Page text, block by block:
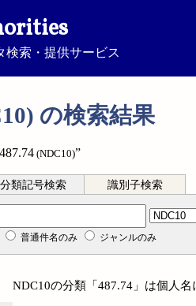
検索・提供サービス
の検索結果
(NDC10)”
分類記号検索 識別子検索
普通件名のみ ジャンルのみ
NDC10の分類「487.74」は個人